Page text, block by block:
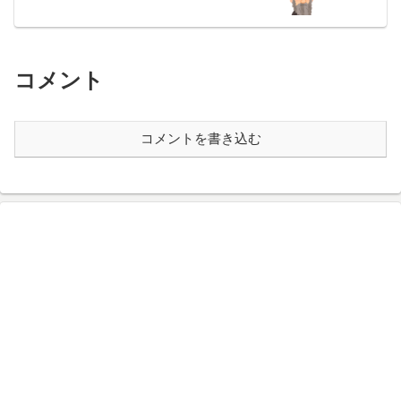
コメント
コメントを書き込む